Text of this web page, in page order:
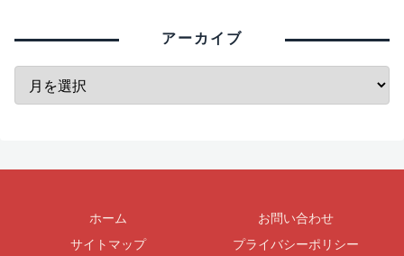
アーカイブ
ホーム
お問い合わせ
サイトマップ
プライバシーポリシー